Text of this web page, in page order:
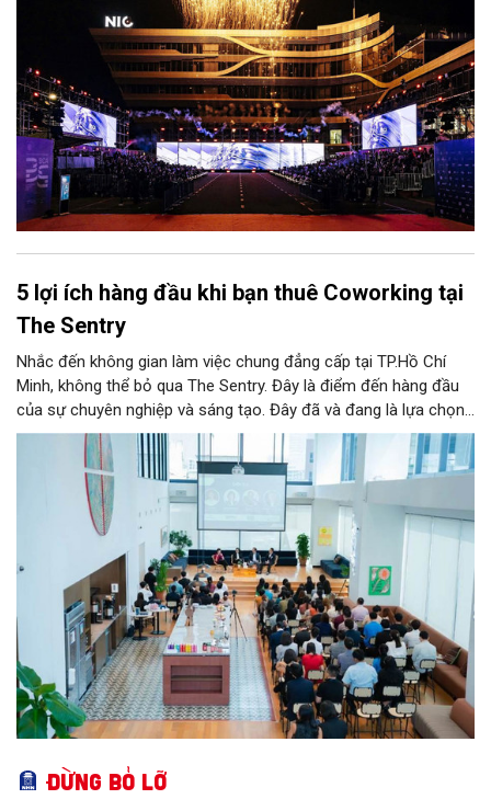
5 lợi ích hàng đầu khi bạn thuê Coworking tại
The Sentry
Nhắc đến không gian làm việc chung đẳng cấp tại TP.Hồ Chí
Minh, không thể bỏ qua The Sentry. Đây là điểm đến hàng đầu
của sự chuyên nghiệp và sáng tạo. Đây đã và đang là lựa chọn
ưu tiên của đông đảo doanh nghiệp cũng như cá nhân khi tìm
kiếm một văn phòng làm việc chuẩn mực giữa lòng thành phố
sôi động bậc nhất cả nước này.
Đừng bỏ lỡ